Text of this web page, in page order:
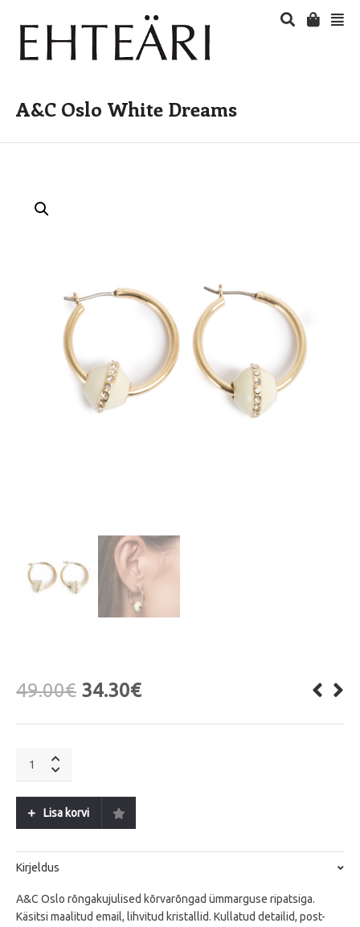
A&C Oslo White Dreams
49.00€ 34.30€
Oslo
quantity
Lisa korvi
Kirjeldus
A&C Oslo rõngakujulised kõrvarõngad ümmarguse ripatsiga.
Käsitsi maalitud email, lihvitud kristallid. Kullatud detailid, post-